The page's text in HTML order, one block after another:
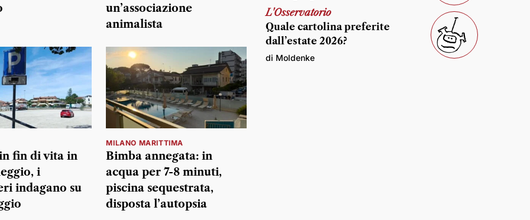
un’associazione
animalista
fin di vita in
i
indagano su
MILANO MARITTIMA
Bimba annegata: in
acqua per 7-8 minuti,
piscina sequestrata,
disposta l’autopsia
L'Osservatorio
Quale cartolina preferite
dall’estate 2026?
di Moldenke